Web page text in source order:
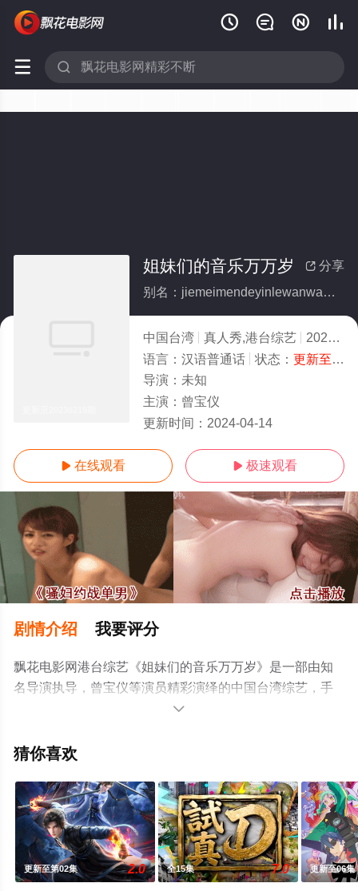
   
 
 分享
姐妹们的音乐万万岁
别名：jiemeimendeyinlewanwansui
中国台湾 真人秀,港台综艺 2022
语言： 汉语普通话 状态： 更新至20230219期
导演： 未知
主演： 曾宝仪
更新时间： 2024-04-14
 在线观看  极速观看
剧情介绍 我要评分
飘花电影网港台综艺《姐妹们的音乐万万岁》是一部由知
名导演执导，曾宝仪等演员精彩演绎的中国台湾综艺，手
机免费观看高清无删减完整版综艺节目就上飘花影院，更
解。

猜你喜欢
更新至第02集 2.0 全15集 7.0 更新至06集